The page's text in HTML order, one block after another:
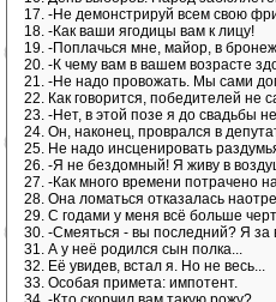
17. -Не демонстрируй всем свою
18. -Как ваши ягодицы вам к лицу!
19. -Поплачься мне, майор, в
20. -К чему вам в вашем возрасте
21. -Не надо провожать. Мы сами
22. Как говорится, победителей не
23. -Нет, в этой позе я до свадьбы
24. Он, наконец, проврался в
25. Не надо инсценировать
26. -Я не бездомный! Я живу в
27. -Как много времени потрачено
28. Она ломаться отказалась
29. С годами у меня всё больше
30. -Смеяться - вы последний? Я за
31. А у неё родился сын полка...
32. Её увидев, встал я. Но не весь...
33. Особая примета: импотент.